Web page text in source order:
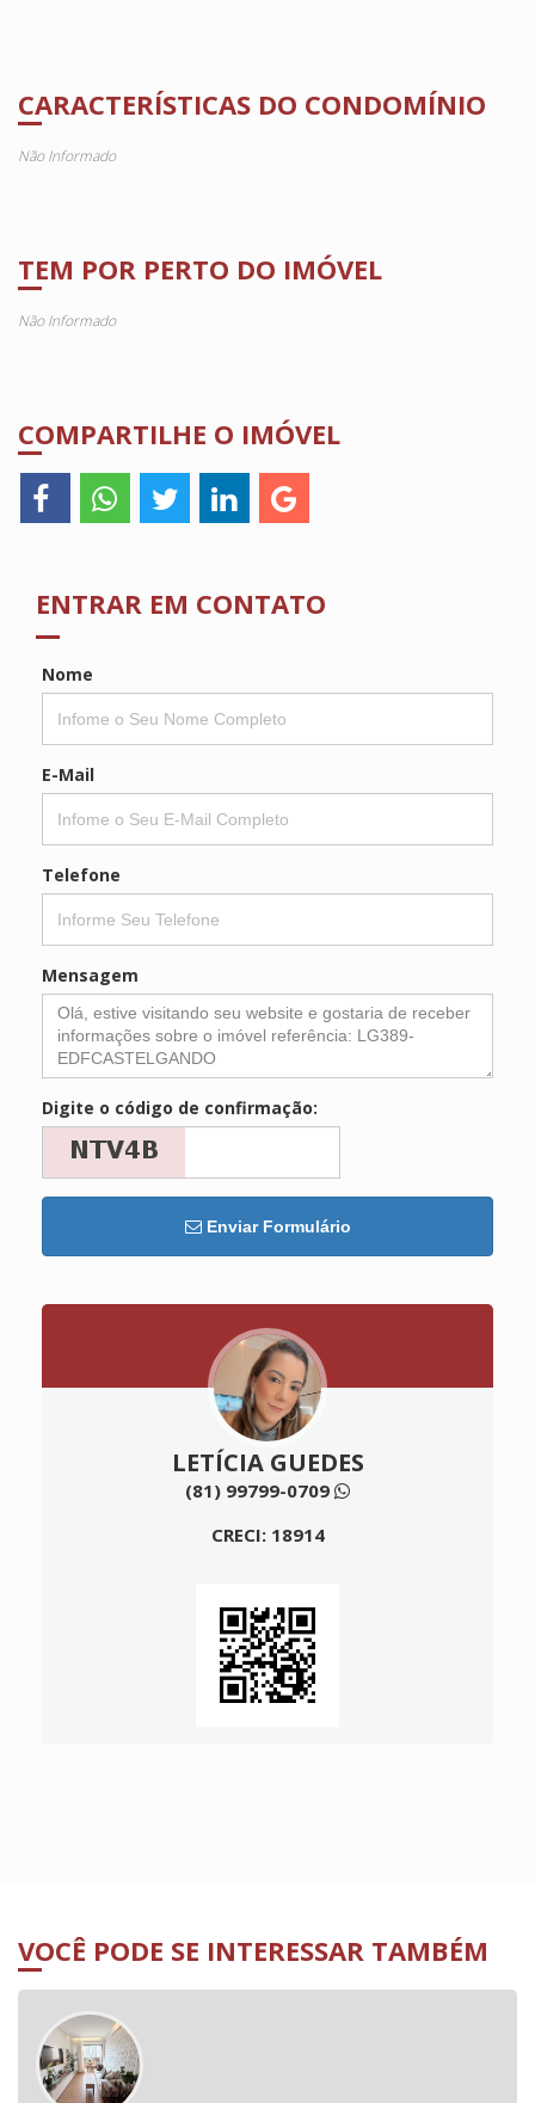
CARACTERÍSTICAS DO CONDOMÍNIO
Não Informado
TEM POR PERTO DO IMÓVEL
Não Informado
COMPARTILHE O IMÓVEL
ENTRAR EM CONTATO
Nome
E-Mail
Telefone
Mensagem
Digite o código de confirmação:
Enviar Formulário
LETÍCIA GUEDES
(81) 99799-0709
CRECI: 18914
VOCÊ PODE SE INTERESSAR TAMBÉM